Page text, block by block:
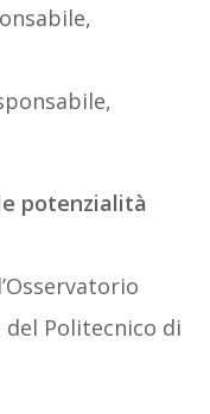
potenzialità
del Politecnico di